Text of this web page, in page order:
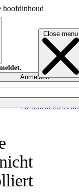
hoofdinhoud
Close menu
NewslettersEvents
Anmelden